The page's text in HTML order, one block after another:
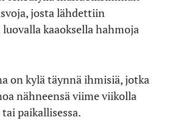
josta lähdettiin
kaaoksella hahmoja
on kylä täynnä ihmisiä, jotka
nähneensä viime viikolla
paikallisessa.